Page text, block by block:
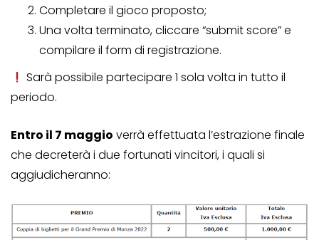
Completare il gioco proposto;
Una volta terminato, cliccare “submit score” e
compilare il form di registrazione.
Sarà possibile partecipare 1 sola volta in tutto il
periodo.
Entro il 7 maggio verrà effettuata l’estrazione finale
che decreterà i due fortunati vincitori, i quali si
aggiudicheranno: